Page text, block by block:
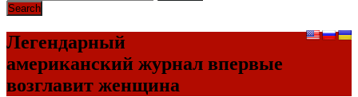
Легендарный
американский журнал впервые
возглавит женщина